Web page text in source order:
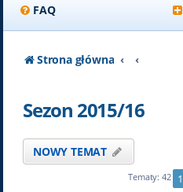
FAQ
Strona główna
Sezon 2015/16
NOWY TEMAT
Tematy: 42 1